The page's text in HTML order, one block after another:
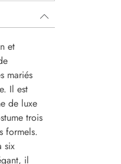
et
mariés
Il est
de luxe
trois
formels.
six
il